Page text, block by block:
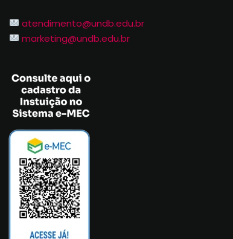
atendimento@undb.edu.br
marketing@undb.edu.br